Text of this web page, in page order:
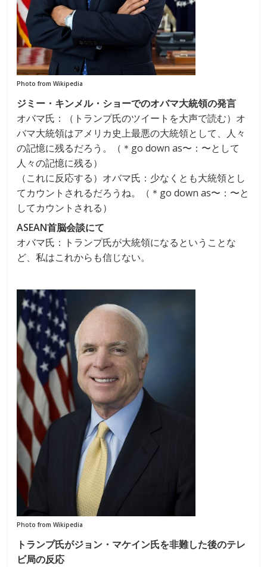
Photo from Wikipedia
ジミー・キンメル・ショーでのオバマ大統領の発言
オバマ氏：（トランプ氏のツイートを大声で読む）オ
バマ大統領はアメリカ史上最悪の大統領として、人々
の記憶に残るだろう。（＊go down as〜：〜として
人々の記憶に残る）
（これに反応する）オバマ氏：少なくとも大統領とし
てカウントされるだろうね。（＊go down as〜：〜と
してカウントされる）
ASEAN首脳会談にて
オバマ氏：トランプ氏が大統領になるということな
ど、私はこれからも信じない。
Photo from Wikipedia
トランプ氏がジョン・マケイン氏を非難した後のテレ
ビ局の反応